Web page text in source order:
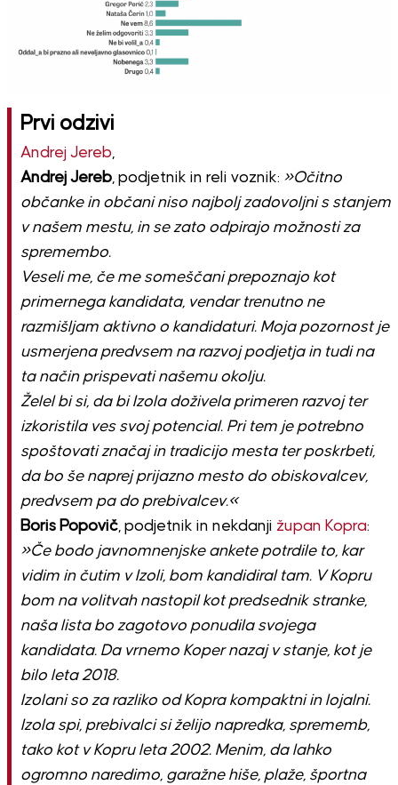
Prvi odzivi
Andrej Jereb,
Andrej Jereb, podjetnik in reli voznik: »Očitno
občanke in občani niso najbolj zadovoljni s stanjem
v našem mestu, in se zato odpirajo možnosti za
spremembo.
Veseli me, če me someščani prepoznajo kot
primernega kandidata, vendar trenutno ne
razmišljam aktivno o kandidaturi. Moja pozornost je
usmerjena predvsem na razvoj podjetja in tudi na
ta način prispevati našemu okolju.
Želel bi si, da bi Izola doživela primeren razvoj ter
izkoristila ves svoj potencial. Pri tem je potrebno
spoštovati značaj in tradicijo mesta ter poskrbeti,
da bo še naprej prijazno mesto do obiskovalcev,
predvsem pa do prebivalcev.«
Boris Popovič, podjetnik in nekdanji župan Kopra:
»Če bodo javnomnenjske ankete potrdile to, kar
vidim in čutim v Izoli, bom kandidiral tam. V Kopru
bom na volitvah nastopil kot predsednik stranke,
naša lista bo zagotovo ponudila svojega
kandidata. Da vrnemo Koper nazaj v stanje, kot je
bilo leta 2018.
Izolani so za razliko od Kopra kompaktni in lojalni.
Izola spi, prebivalci si želijo napredka, sprememb,
tako kot v Kopru leta 2002. Menim, da lahko
ogromno naredimo, garažne hiše, plaže, športna